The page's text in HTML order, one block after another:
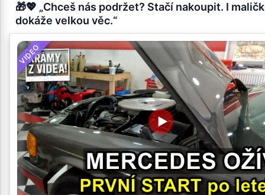
🎁💖 „Chceš nás podržet? Stačí nakoupit. I
dokáže velkou věc.“
VIDEO